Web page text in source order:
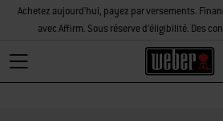
Achetez aujourd'hui, payez par versements.
avec Affirm. Sous réserve d’éligibilité. Des